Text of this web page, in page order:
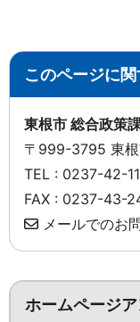
このページに
東根市 総合政策
〒999-3795 東
TEL : 0237-42-
FAX : 0237-43-
メールでのお
ホームページ